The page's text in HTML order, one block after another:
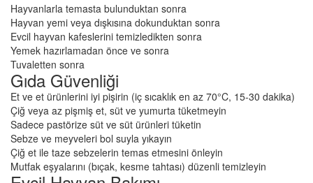
Hayvanlarla temasta bulunduktan sonra
Hayvan yemi veya dışkısına dokunduktan sonra
Evcil hayvan kafeslerini temizledikten sonra
Yemek hazırlamadan önce ve sonra
Tuvaletten sonra
Gıda Güvenliği
Et ve et ürünlerini iyi pişirin (iç sıcaklık en az 70°C, 15-30 dakika)
Çiğ veya az pişmiş et, süt ve yumurta tüketmeyin
Sadece pastörize süt ve süt ürünleri tüketin
Sebze ve meyveleri bol suyla yıkayın
Çiğ et ile taze sebzelerin temas etmesini önleyin
Mutfak eşyalarını (bıçak, kesme tahtası) düzenli temizleyin